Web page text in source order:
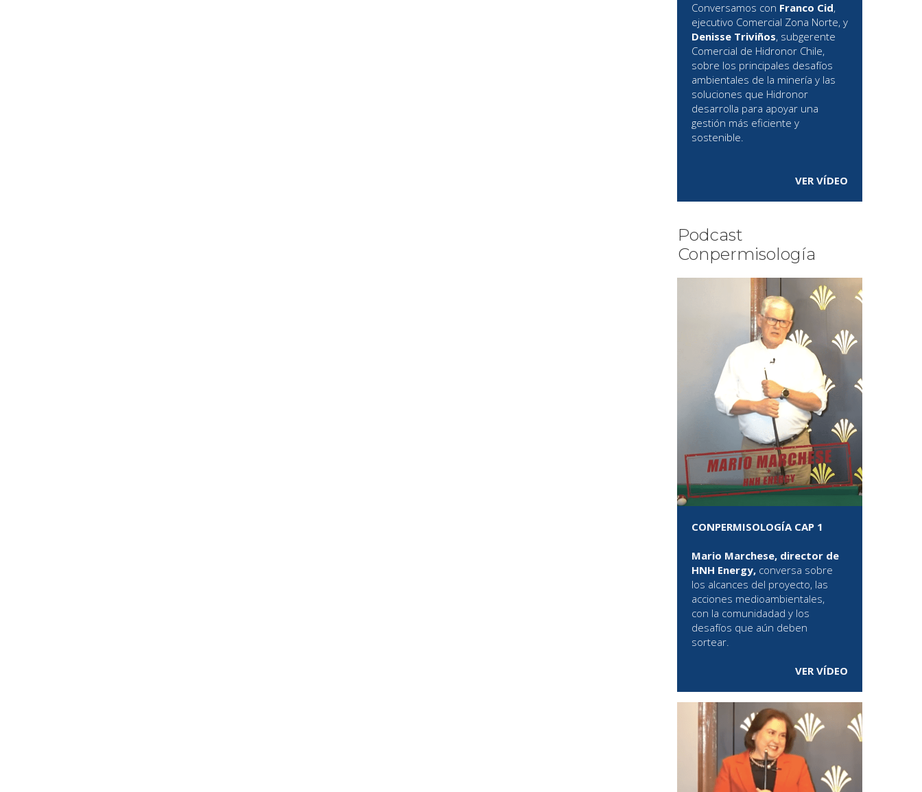
Conversamos con Franco Cid,
ejecutivo Comercial Zona Norte, y
Denisse Triviños, subgerente
Comercial de Hidronor Chile,
sobre los principales desafíos
ambientales de la minería y las
soluciones que Hidronor
desarrolla para apoyar una
gestión más eficiente y
sostenible.
VER VÍDEO
Podcast
Conpermisología
CONPERMISOLOGÍA CAP 1
Mario Marchese, director de
HNH Energy, conversa sobre
los alcances del proyecto, las
acciones medioambientales,
con la comunidadad y los
desafíos que aún deben
sortear.
VER VÍDEO